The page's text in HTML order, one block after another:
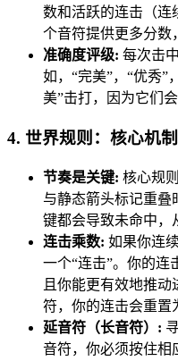
数和活跃的连击（连
个音符提供更多分数
准确度评级: 每次击
如，“完美”，“优秀”
美”击打，因为它们
4. 世界规则：核心机制
节奏是关键: 核心规
与静态箭头标记重叠
键都会导致未命中，
连击乘数: 如果你连
一个“连击”。你的连
且你能更有效地推
符，你的连击会重置
延音符（长音符）:
音符，你必须按住相